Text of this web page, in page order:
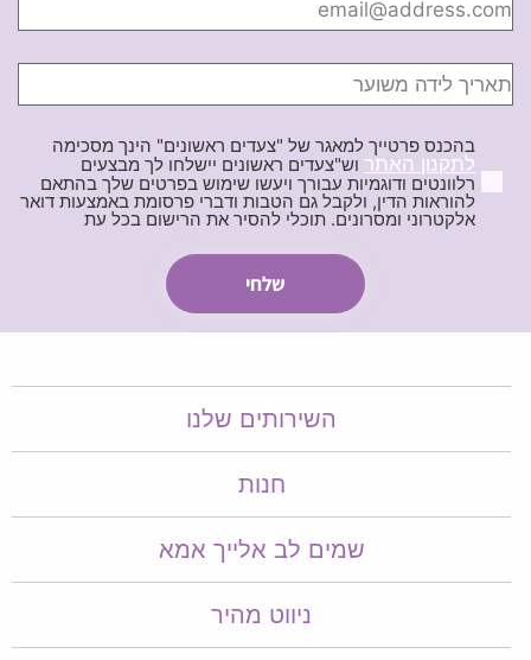
בהכנס פרטייך למאגר של "צעדים ראשונים" הינך מסכימה
לתקנון האתר וש"צעדים ראשונים יישלחו לך מבצעים
רלוונטים ודוגמיות עבורך ויעשו שימוש בפרטים שלך בהתאם
להוראות הדין, ולקבל גם הטבות ודברי פרסומת באמצעות דואר
אלקטרוני ומסרונים. תוכלי להסיר את הרישום בכל עת
השירותים שלנו
חנות
שמים לב אלייך אמא​​
ניווט מהיר